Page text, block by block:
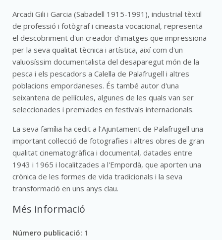
Arcadi Gili i Garcia (Sabadell 1915-1991), industrial tèxtil
de professió i fotògraf i cineasta vocacional, representa
el descobriment d'un creador d'imatges que impressiona
per la seva qualitat tècnica i artística, així com d'un
valuosíssim documentalista del desaparegut món de la
pesca i els pescadors a Calella de Palafrugell i altres
poblacions empordaneses. És també autor d'una
seixantena de pel·lícules, algunes de les quals van ser
seleccionades i premiades en festivals internacionals.
La seva família ha cedit a l'Ajuntament de Palafrugell una
important col·lecció de fotografies i altres obres de gran
qualitat cinematogràfica i documental, datades entre
1943 i 1965 i localitzades a l'Empordà, que aporten una
crònica de les formes de vida tradicionals i la seva
transformació en uns anys clau.
Més informació
Número publicació: 1